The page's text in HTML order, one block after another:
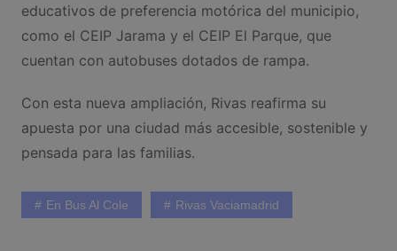
educativos de preferencia motórica del municipio,
como el CEIP Jarama y el CEIP El Parque, que
cuentan con autobuses dotados de rampa.
Con esta nueva ampliación, Rivas reafirma su
apuesta por una ciudad más accesible, sostenible y
pensada para las familias.
En Bus Al Cole Rivas Vaciamadrid